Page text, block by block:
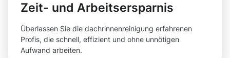
Zeit- und Arbeitsersparnis
Überlassen Sie die dachrinnenreinigung erfahrenen
Profis, die schnell, effizient und ohne unnötigen
Aufwand arbeiten.